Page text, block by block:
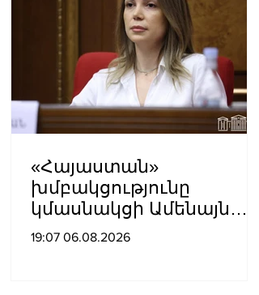
«Հայաստան»
խմբակցությունը
կմասնակցի Ամենայն
Հայոց Կաթողիկոսի
19:07 06.08.2026